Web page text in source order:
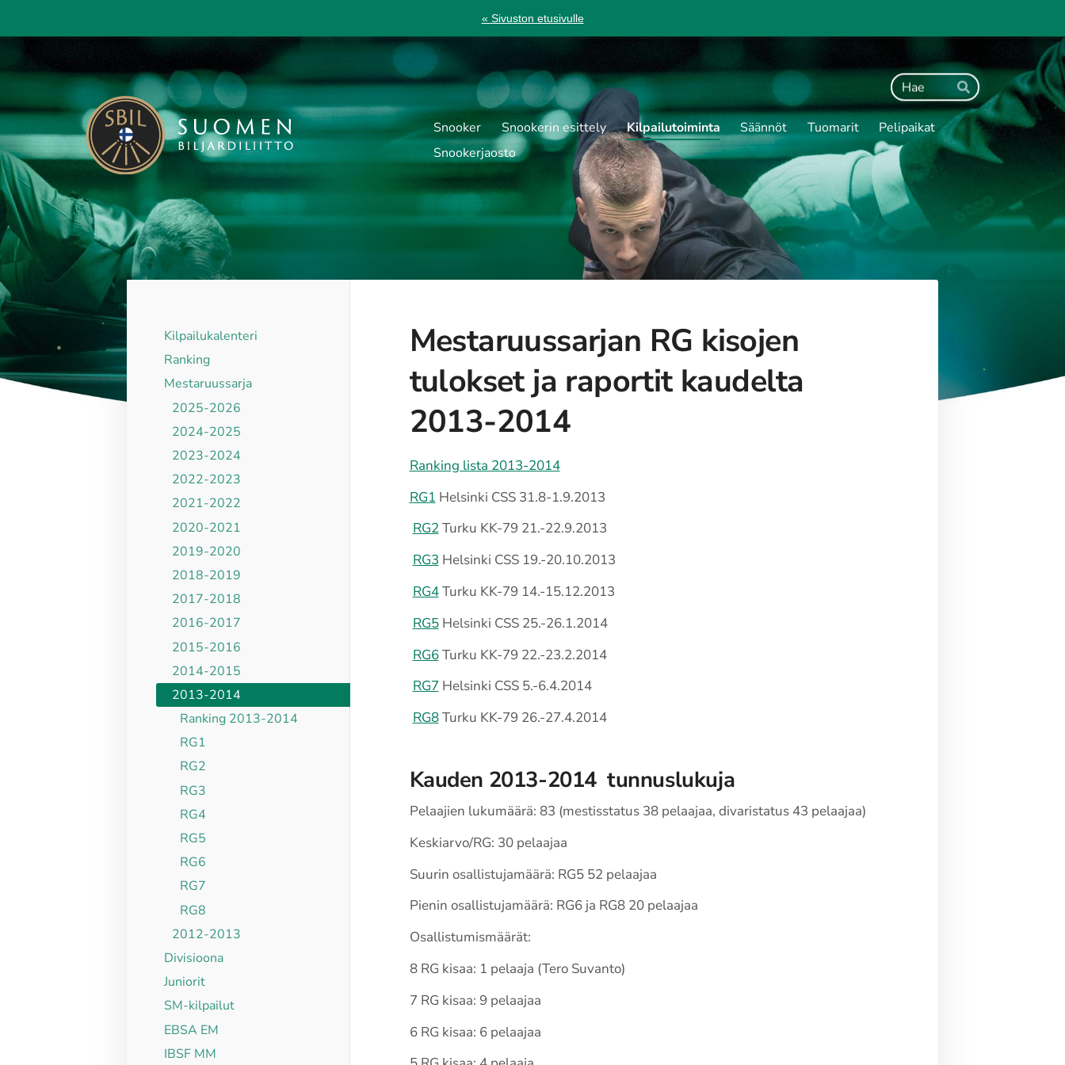
sivun
« Sivuston etusivulle
Haku
Hae
Suomen Biljardiliitto ry
Snooker Snookerin esittely Kilpailutoiminta Säännöt Tuomarit
Pelipaikat
Snookerjaosto
Kilpailukalenteri
Ranking
Mestaruussarja
2025-2026
2024-2025
2023-2024
2022-2023
2021-2022
2020-2021
2019-2020
2018-2019
2017-2018
2016-2017
2015-2016
2014-2015
2013-2014
Ranking 2013-2014
RG1
RG2
RG3
RG4
RG5
RG6
RG7
RG8
2012-2013
Divisioona
Juniorit
SM-kilpailut
EBSA EM
IBSF MM
Mestaruussarjan RG kisojen
tulokset ja raportit kaudelta
2013-2014
Ranking lista 2013-2014
RG1 Helsinki CSS 31.8-1.9.2013
RG2Turku KK-79 21.-22.9.2013
RG3 Helsinki CSS 19.-20.10.2013
RG4Turku KK-79 14.-15.12.2013
RG5Helsinki CSS 25.-26.1.2014
RG6Turku KK-79 22.-23.2.2014
RG7 Helsinki CSS 5.-6.4.2014
RG8Turku KK-79 26.-27.4.2014
Kauden 2013-2014 tunnuslukuja
Pelaajien lukumäärä: 83 (mestisstatus 38 pelaajaa, divaristatus 43 pelaajaa)
Keskiarvo/RG: 30 pelaajaa
Suurin osallistujamäärä: RG5 52 pelaajaa
Pienin osallistujamäärä: RG6 ja RG8 20 pelaajaa
Osallistumismäärät:
8 RG kisaa: 1 pelaaja (Tero Suvanto)
7 RG kisaa: 9 pelaajaa
6 RG kisaa: 6 pelaajaa